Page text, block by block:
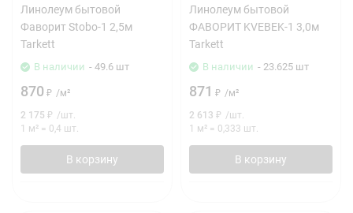
Линолеум бытовой
Фаворит Stobo-1 2,5м
Tarkett
В наличии - 49.6 шт
870 ₽ /м²
2 175 ₽ /шт.
1 м² = 0,4 шт.
В корзину
Линолеум бытовой
ФАВОРИТ KVEBEK-1 3,0м
Tarkett
В наличии - 23.625 шт
871 ₽ /м²
2 613 ₽ /шт.
1 м² = 0,333 шт.
В корзину